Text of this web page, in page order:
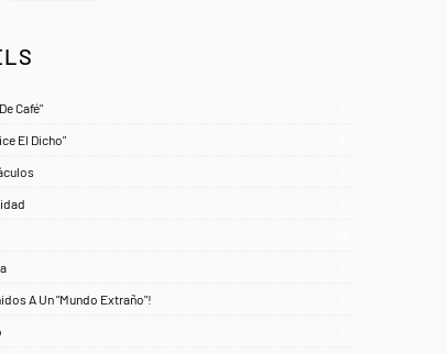
Café"
El Dicho"
A Un "Mundo Extraño"!